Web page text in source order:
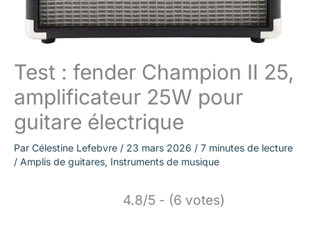
Test : fender Champion II 25,
amplificateur 25W pour
guitare électrique
Par Célestine Lefebvre / 23 mars 2026 / 7 minutes de lecture
/ Amplis de guitares, Instruments de musique
4.8/5 - (6 votes)